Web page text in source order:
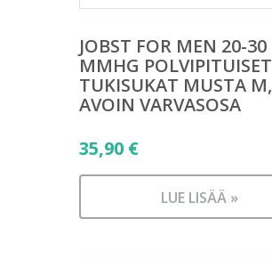
JOBST FOR MEN 20-30
MMHG POLVIPITUISET
TUKISUKAT MUSTA M,
AVOIN VARVASOSA
35,90 €
LUE LISÄÄ »